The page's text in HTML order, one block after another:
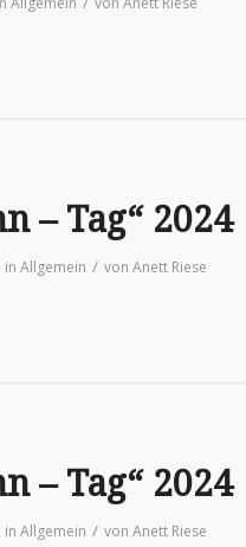
– Tag“ 2024
in Allgemein / von Anett Riese
– Tag“ 2024
in Allgemein / von Anett Riese